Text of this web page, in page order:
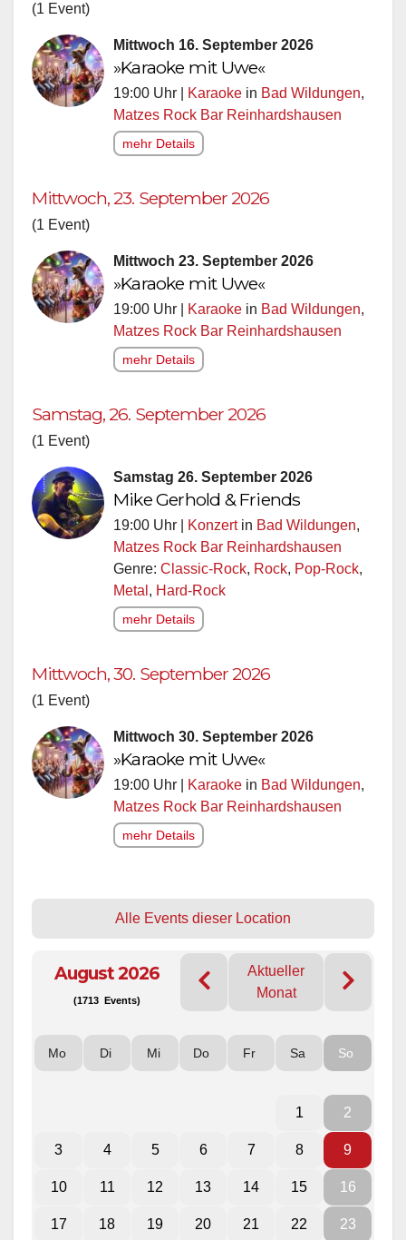
(1 Event)
Mittwoch 16. September 2026
»Karaoke mit Uwe«
19:00 Uhr | Karaoke in Bad Wildungen,
Matzes Rock Bar Reinhardshausen
mehr Details
Mittwoch, 23. September 2026
(1 Event)
Mittwoch 23. September 2026
»Karaoke mit Uwe«
19:00 Uhr | Karaoke in Bad Wildungen,
Matzes Rock Bar Reinhardshausen
mehr Details
Samstag, 26. September 2026
(1 Event)
Samstag 26. September 2026
Mike Gerhold & Friends
19:00 Uhr | Konzertin Bad Wildungen,
Matzes Rock Bar Reinhardshausen
Genre: Classic-Rock, Rock, Pop-Rock,
Metal , Hard-Rock
mehr Details
Mittwoch, 30. September 2026
(1 Event)
Mittwoch 30. September 2026
»Karaoke mit Uwe«
19:00 Uhr | Karaoke in Bad Wildungen,
Matzes Rock Bar Reinhardshausen
mehr Details
Alle Events dieser Location
August 2026
(1713 Events)
Aktueller
Monat
Mo Di Mi Do Fr Sa So
1 2
3 4 5 6 7 8 9
10 11 12 13 14 15 16
17 18 19 20 21 22 23